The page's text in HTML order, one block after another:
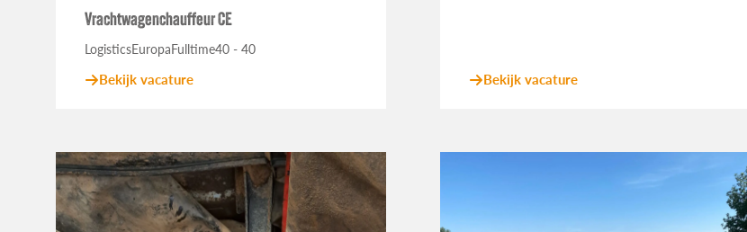
Vrachtwagenchauffeur CE
LogisticsEuropaFulltime40 - 40
Bekijk vacature Bekijk vacature